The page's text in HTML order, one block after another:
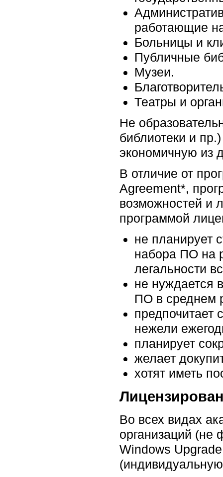
работающие
Больницы и
Публичные
Музеи.
Театры и
Не
библиотеки и
экономичную из
В отличие от
Agreement*,
возможностей и
программой
не планирует
набора ПО на
легальности
не нуждается
ПО в среднем
предпочитает
нежели
планирует
желает
хотят иметь
Во всех видах
организаций (не
Windows